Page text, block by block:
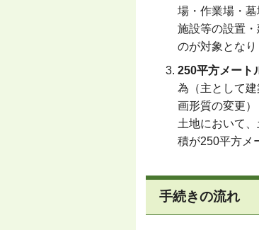
場・作業場・
施設等の設置
のが対象となり
250平方メート
為（主として
画形質の変更
土地において
積が250平方メ
手続きの流れ